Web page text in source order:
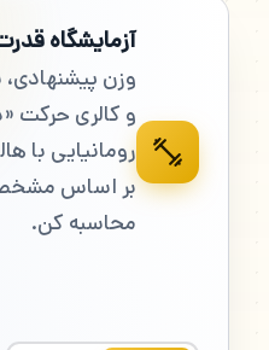
آزمایشگاه
وزن
و کالری حرکت
رومانیایی با
بر اساس
محاسبه کن.